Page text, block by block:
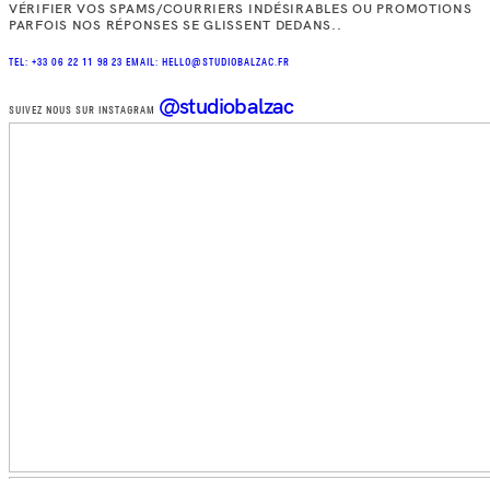
VÉRIFIER VOS SPAMS/COURRIERS INDÉSIRABLES OU PROMOTIONS
PARFOIS NOS RÉPONSES SE GLISSENT DEDANS..
TEL: +33 06 22 11 98 23 EMAIL: HELLO@STUDIOBALZAC.FR
SUIVEZ NOUS SUR INSTAGRAM @studiobalzac